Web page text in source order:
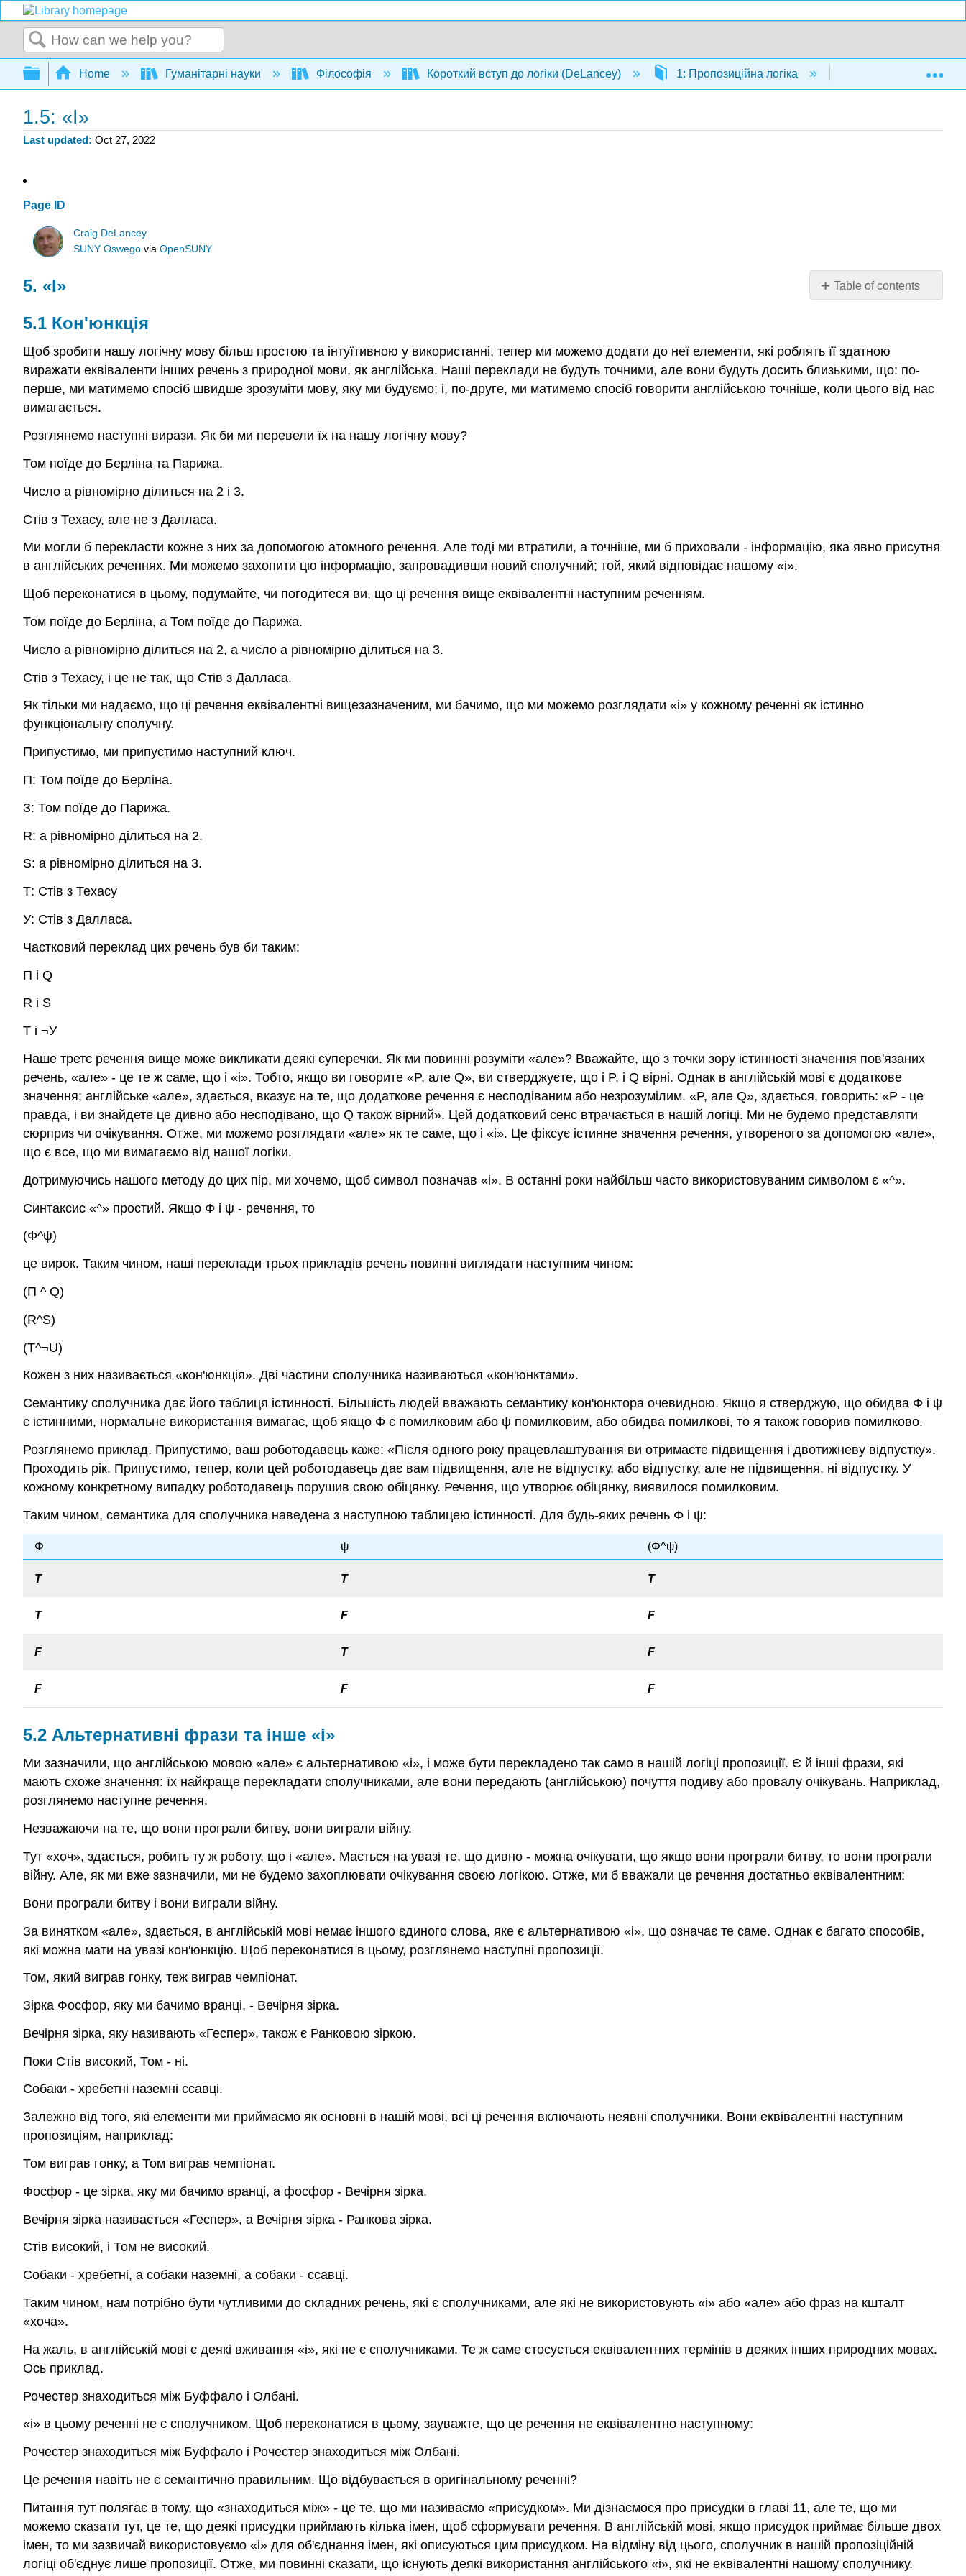
Search
Expand/collapse global hierarchy
Home Гуманітарні науки Філософія Короткий вступ до логіки (DeLancey) 1: Пропозиційна логіка
1.5: «І»
Last updated Oct 27, 2022
Page ID
Craig DeLancey
SUNY Oswegovia OpenSUNY
Table of contents
Кон'юнкція
5.2
Альтернативні
5.4
5.6
5. «І»
5.1 Кон'юнкція
Щоб зробити нашу логічну мову більш простою та інтуїтивною у використанні, тепер ми можемо додати до неї елементи, які роблять її здатною
виражати еквіваленти інших речень з природної мови, як англійська. Наші переклади не будуть точними, але вони будуть досить близькими, що: по-
перше, ми матимемо спосіб швидше зрозуміти мову, яку ми будуємо; і, по-друге, ми матимемо спосіб говорити англійською точніше, коли цього від нас
вимагається.
Розглянемо наступні вирази. Як би ми перевели їх на нашу логічну мову?
Том поїде до Берліна та Парижа.
Число a рівномірно ділиться на 2 і 3.
Стів з Техасу, але не з Далласа.
Ми могли б перекласти кожне з них за допомогою атомного речення. Але тоді ми втратили, а точніше, ми б приховали - інформацію, яка явно присутня
в англійських реченнях. Ми можемо захопити цю інформацію, запровадивши новий сполучний; той, який відповідає нашому «і».
Щоб переконатися в цьому, подумайте, чи погодитеся ви, що ці речення вище еквівалентні наступним реченням.
Том поїде до Берліна, а Том поїде до Парижа.
Число a рівномірно ділиться на 2, а число a рівномірно ділиться на 3.
Стів з Техасу, і це не так, що Стів з Далласа.
Як тільки ми надаємо, що ці речення еквівалентні вищезазначеним, ми бачимо, що ми можемо розглядати «і» у кожному реченні як істинно
функціональну сполучну.
Припустимо, ми припустимо наступний ключ.
П: Том поїде до Берліна.
З: Том поїде до Парижа.
R: a рівномірно ділиться на 2.
S: a рівномірно ділиться на 3.
Т: Стів з Техасу
У: Стів з Далласа.
Частковий переклад цих речень був би таким:
П і Q
R і S
Т і ¬У
Наше третє речення вище може викликати деякі суперечки. Як ми повинні розуміти «але»? Вважайте, що з точки зору істинності значення пов'язаних
речень, «але» - це те ж саме, що і «і». Тобто, якщо ви говорите «P, але Q», ви стверджуєте, що і P, і Q вірні. Однак в англійській мові є додаткове
значення; англійське «але», здається, вказує на те, що додаткове речення є несподіваним або незрозумілим. «P, але Q», здається, говорить: «P - це
правда, і ви знайдете це дивно або несподівано, що Q також вірний». Цей додатковий сенс втрачається в нашій логіці. Ми не будемо представляти
сюрприз чи очікування. Отже, ми можемо розглядати «але» як те саме, що і «і». Це фіксує істинне значення речення, утвореного за допомогою «але»,
що є все, що ми вимагаємо від нашої логіки.
Дотримуючись нашого методу до цих пір, ми хочемо, щоб символ позначав «і». В останні роки найбільш часто використовуваним символом є «^».
Синтаксис «^» простий. Якщо Φ і ψ - речення, то
(Φ^ψ)
це вирок. Таким чином, наші переклади трьох прикладів речень повинні виглядати наступним чином:
(П ^ Q)
(R^S)
(T^¬U)
Кожен з них називається «кон'юнкція». Дві частини сполучника називаються «кон'юнктами».
Семантику сполучника дає його таблиця істинності. Більшість людей вважають семантику кон'юнктора очевидною. Якщо я стверджую, що обидва Φ і ψ
є істинними, нормальне використання вимагає, щоб якщо Φ є помилковим або ψ помилковим, або обидва помилкові, то я також говорив помилково.
Розглянемо приклад. Припустимо, ваш роботодавець каже: «Після одного року працевлаштування ви отримаєте підвищення і двотижневу відпустку».
Проходить рік. Припустимо, тепер, коли цей роботодавець дає вам підвищення, але не відпустку, або відпустку, але не підвищення, ні відпустку. У
кожному конкретному випадку роботодавець порушив свою обіцянку. Речення, що утворює обіцянку, виявилося помилковим.
Таким чином, семантика для сполучника наведена з наступною таблицею істинності. Для будь-яких речень Φ і ψ:
Φ ψ (Φ^ψ)
Т Т Т
Т F F
F Т F
F F F
5.2 Альтернативні фрази та інше «і»
Ми зазначили, що англійською мовою «але» є альтернативою «і», і може бути перекладено так само в нашій логіці пропозиції. Є й інші фрази, які
мають схоже значення: їх найкраще перекладати сполучниками, але вони передають (англійською) почуття подиву або провалу очікувань. Наприклад,
розглянемо наступне речення.
Незважаючи на те, що вони програли битву, вони виграли війну.
Тут «хоч», здається, робить ту ж роботу, що і «але». Мається на увазі те, що дивно - можна очікувати, що якщо вони програли битву, то вони програли
війну. Але, як ми вже зазначили, ми не будемо захоплювати очікування своєю логікою. Отже, ми б вважали це речення достатньо еквівалентним:
Вони програли битву і вони виграли війну.
За винятком «але», здається, в англійській мові немає іншого єдиного слова, яке є альтернативою «і», що означає те саме. Однак є багато способів,
які можна мати на увазі кон'юнкцію. Щоб переконатися в цьому, розглянемо наступні пропозиції.
Том, який виграв гонку, теж виграв чемпіонат.
Зірка Фосфор, яку ми бачимо вранці, - Вечірня зірка.
Вечірня зірка, яку називають «Геспер», також є Ранковою зіркою.
Поки Стів високий, Том - ні.
Собаки - хребетні наземні ссавці.
Залежно від того, які елементи ми приймаємо як основні в нашій мові, всі ці речення включають неявні сполучники. Вони еквівалентні наступним
пропозиціям, наприклад:
Том виграв гонку, а Том виграв чемпіонат.
Фосфор - це зірка, яку ми бачимо вранці, а фосфор - Вечірня зірка.
Вечірня зірка називається «Геспер», а Вечірня зірка - Ранкова зірка.
Стів високий, і Том не високий.
Собаки - хребетні, а собаки наземні, а собаки - ссавці.
Таким чином, нам потрібно бути чутливими до складних речень, які є сполучниками, але які не використовують «і» або «але» або фраз на кшталт
«хоча».
На жаль, в англійській мові є деякі вживання «і», які не є сполучниками. Те ж саме стосується еквівалентних термінів в деяких інших природних мовах.
Ось приклад.
Рочестер знаходиться між Буффало і Олбані.
«і» в цьому реченні не є сполучником. Щоб переконатися в цьому, зауважте, що це речення не еквівалентно наступному:
Рочестер знаходиться між Буффало і Рочестер знаходиться між Олбані.
Це речення навіть не є семантично правильним. Що відбувається в оригінальному реченні?
Питання тут полягає в тому, що «знаходиться між» - це те, що ми називаємо «присудком». Ми дізнаємося про присудки в главі 11, але те, що ми
можемо сказати тут, це те, що деякі присудки приймають кілька імен, щоб сформувати речення. В англійській мові, якщо присудок приймає більше двох
імен, то ми зазвичай використовуємо «і» для об'єднання імен, які описуються цим присудком. На відміну від цього, сполучник в нашій пропозіційній
логіці об'єднує лише пропозиції. Отже, ми повинні сказати, що існують деякі використання англійського «і», які не еквівалентні нашому сполучнику.